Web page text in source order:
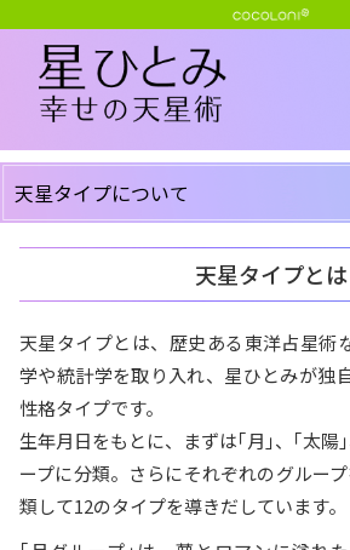
天星タイプについて
天星タイプとは
天星タイプとは、歴史ある東洋占星術
学や統計学を取り入れ、星ひとみが独
性格タイプです。
生年月日をもとに、まずは｢月｣、｢太陽
ープに分類。さらにそれぞれのグルー
類して12のタイプを導きだしています。